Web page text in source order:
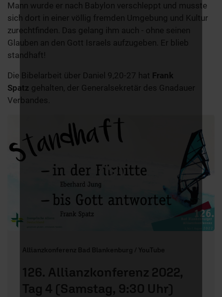
Mann wurde er nach Babylon verschleppt und musste
sich dort in einer völlig fremden Umgebung und Kultur
zurechtfinden. Das gelang ihm auch - ohne seinen
Glauben an den Gott Israels aufzugeben. Er blieb
standhaft!
Die Bibelarbeit über Daniel 9,20-27 hat Frank
Spatz gehalten, der Generalsekretär des Gnadauer
Verbandes.
Allianzkonferenz Bad Blankenburg / YouTube
126. Allianzkonferenz 2022,
Tag 4 (Samstag, 9:30 Uhr)